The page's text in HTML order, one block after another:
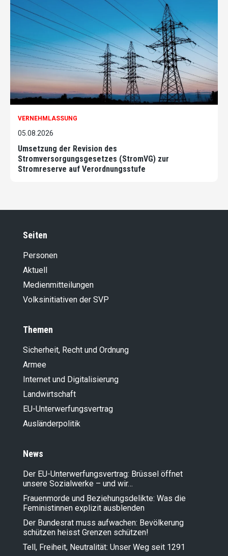
VERNEHMLASSUNG
05.08.2026
Umsetzung der Revision des
Stromversorgungsgesetzes (StromVG) zur
Stromreserve auf Verordnungsstufe
Seiten
Personen
Aktuell
Medienmitteilungen
Volksinitiativen der SVP
Themen
Sicherheit, Recht und Ordnung
Armee
Internet und Digitalisierung
Landwirt­schaft
EU-Unterwerfungsvertrag
Ausländer­politik
News
Der EU-Unterwerfungsvertrag: Brüssel öffnet
unsere Sozialwerke – und wir…
Frauenmorde und Beziehungsdelikte: Was die
Feministinnen explizit ausblenden
Der Bundesrat muss aufwachen: Bevölkerung
schützen heisst Grenzen schützen!
Tell, Freiheit, Neutralität: Unser Weg seit 1291